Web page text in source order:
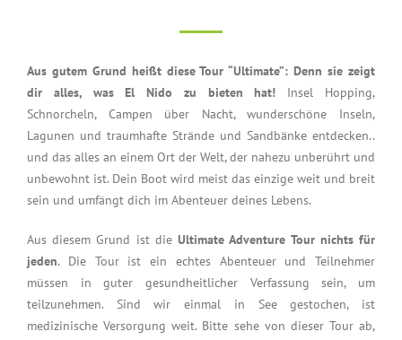
Aus gutem Grund heißt diese Tour “Ultimate”: Denn sie zeigt
dir alles, was El Nido zu bieten hat! Insel Hopping,
Schnorcheln, Campen über Nacht, wunderschöne Inseln,
Lagunen und traumhafte Strände und Sandbänke entdecken..
und das alles an einem Ort der Welt, der nahezu unberührt und
unbewohnt ist. Dein Boot wird meist das einzige weit und breit
sein und umfängt dich im Abenteuer deines Lebens.
Aus diesem Grund ist dieUltimate Adventure Tour nichts für
jeden. Die Tour ist ein echtes Abenteuer und Teilnehmer
müssen in guter gesundheitlicher Verfassung sein, um
teilzunehmen. Sind wir einmal in See gestochen, ist
medizinische Versorgung weit. Bitte sehe von dieser Tour ab,